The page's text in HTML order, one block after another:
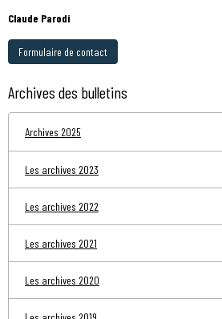
Claude Parodi
Formulaire de contact
Archives des bulletins
Archives 2025
Les archives 2023
Les archives 2022
Les archives 2021
Les archives 2020